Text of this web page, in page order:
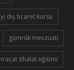
dış ticaret kursu
gümrük mevzuatı
ithalat eğitimi